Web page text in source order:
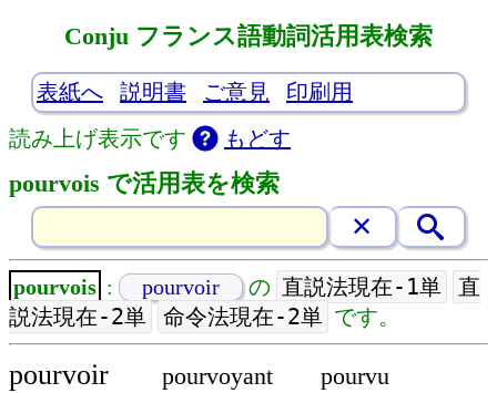
Conju フランス語動詞活用表検索
表紙へ 説明書 ご意見
印刷用
読み上げ表示です
もどす
pourvois で活用表を検索
pourvois : pourvoir の 直説法現在-1単
直
説法現在-2単
命令法現在-2単 です。
pourvoir pourvoyant
pourvu